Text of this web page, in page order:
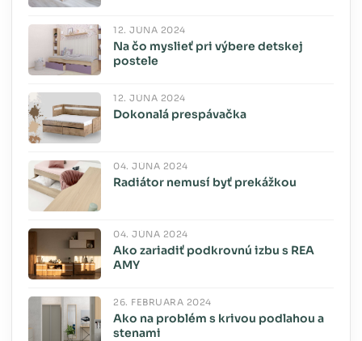
12. JÚNA 2024
Na čo myslieť pri výbere detskej
postele
12. JÚNA 2024
Dokonalá prespávačka
04. JÚNA 2024
Radiátor nemusí byť prekážkou
04. JÚNA 2024
Ako zariadiť podkrovnú izbu s REA
AMY
26. FEBRUÁRA 2024
Ako na problém s krivou podlahou a
stenami